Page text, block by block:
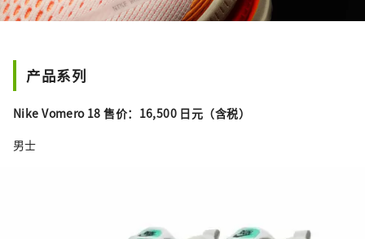
产品系列
Nike Vomero 18 售价：16,500 日元（含税）
男士